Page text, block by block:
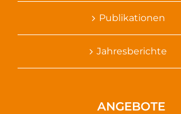
Publikationen
Jahresberichte
ANGEBOTE